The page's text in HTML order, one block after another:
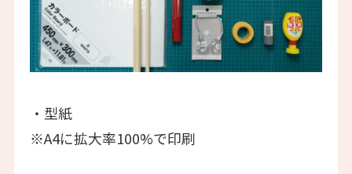
・型紙
※A4に拡大率100%で印刷